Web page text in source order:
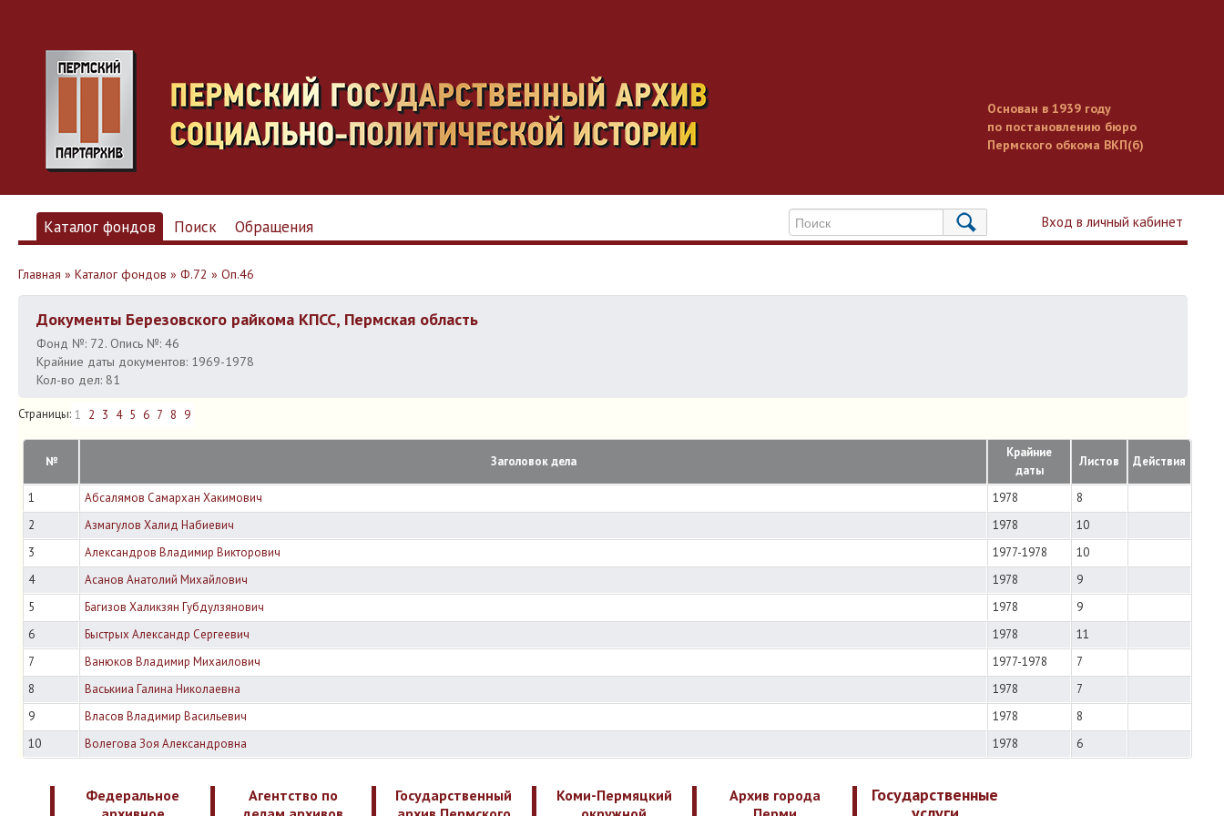
Основан в 1939 году
по постановлению бюро
Пермского обкома ВКП(б)
Вход в личный кабинет
Каталог фондов Поиск Обращения
Главная » Каталог фондов » Ф.72 » Оп.46
Документы Березовского райкома КПСС, Пермская область
Фонд №: 72. Опись №: 46
Крайние даты документов: 1969-1978
Кол-во дел: 81
Страницы: 1 2 3 4 5 6 7 8 9
№ Заголовок дела
Крайние
даты
Листов Действия
1 Абсалямов Самархан Хакимович 1978
8
2
Азмагулов Халид Набиевич 1978
10
3
Александров Владимир Викторович 1977-1978
10
4
Асанов Анатолий Михайлович 1978
9
5
Багизов Халикзян Губдулзянович 1978
9
6
Быстрых Александр Сергеевич 1978
11
7
Ванюков Владимир Михаилович 1977-1978
7
8
Васькииа Галина Николаевна 1978
7
9
Власов Владимир Васильевич 1978
8
10
Волегова Зоя Александровна 1978 6
Федеральное
Агентство по
Государственный
Коми-Пермяцкий
Архив города
Государственные